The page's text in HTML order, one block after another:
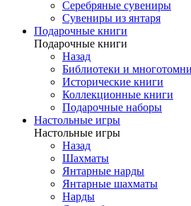
Серебряные сувениры
Сувениры из янтаря
Подарочные книги
Подарочные книги
Назад
Библиотеки и
Исторические книги
Коллекционные книги
Подарочные наборы
Настольные игры
Настольные игры
Назад
Шахматы
Янтарные нарды
Янтарные шахматы
Нарды